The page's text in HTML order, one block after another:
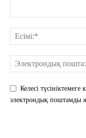
Келесі
электрондық поштамды